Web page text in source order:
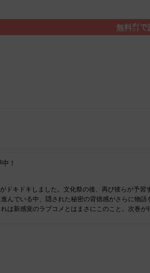
無料㌽で
！
ドキドキしました。文化祭の後、再び彼らが予
んでいる中、隠された秘密の背徳感がさらに物
は新感覚のラブコメとはまさにこのこと。次巻が